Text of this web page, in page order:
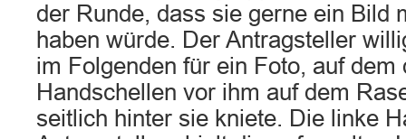
der Runde, dass sie gerne ein Bild
haben würde. Der Antragsteller
im Folgenden für ein Foto, auf dem
Handschellen vor ihm auf dem
seitlich hinter sie kniete. Die linke